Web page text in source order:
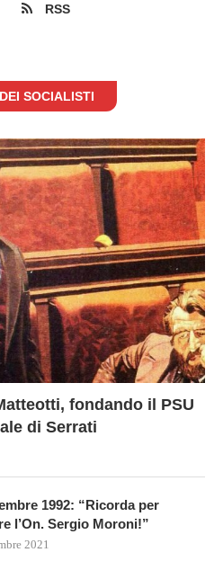
RSS
SOCIALISTI
fondando il PSU
di Serrati
1992: “Ricorda per
l’On. Sergio Moroni!”
2021